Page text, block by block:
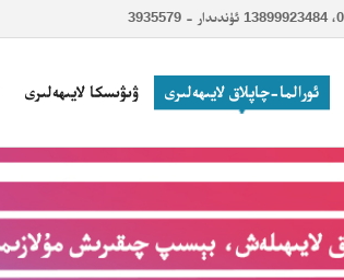
ئورالما-چاپلاق لايىھەلىرى ۋىۋىسكا لايىھەلىرى